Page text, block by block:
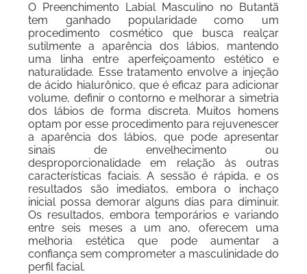
O Preenchimento Labial Masculino no Butantã
tem ganhado popularidade como um
procedimento cosmético que busca realçar
sutilmente a aparência dos lábios, mantendo
uma linha entre aperfeiçoamento estético e
naturalidade. Esse tratamento envolve a injeção
de ácido hialurônico, que é eficaz para adicionar
volume, definir o contorno e melhorar a simetria
dos lábios de forma discreta. Muitos homens
optam por esse procedimento para rejuvenescer
a aparência dos lábios, que pode apresentar
sinais de envelhecimento ou
desproporcionalidade em relação às outras
características faciais. A sessão é rápida, e os
resultados são imediatos, embora o inchaço
inicial possa demorar alguns dias para diminuir.
Os resultados, embora temporários e variando
entre seis meses a um ano, oferecem uma
melhoria estética que pode aumentar a
confiança sem comprometer a masculinidade do
perfil facial.